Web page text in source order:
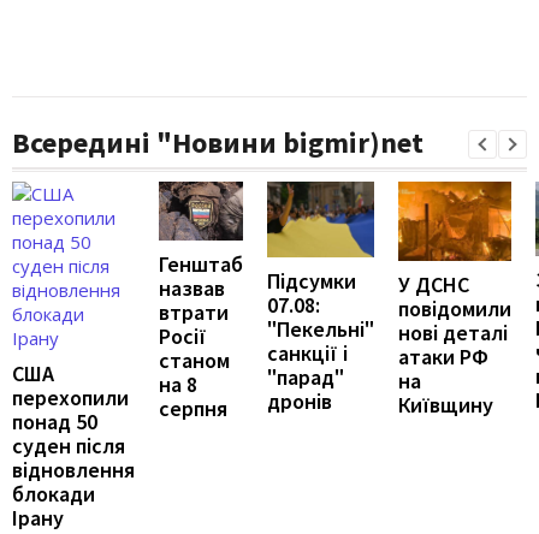
Всередині "Новини bigmir)net
США
перехопили
понад 50
суден після
відновлення
блокади
Ірану
Генштаб
назвав
втрати
Росії
станом
на 8
серпня
Підсумки
07.08:
"Пекельні"
санкції і
"парад"
дронів
У ДСНС
повідомили
нові деталі
атаки РФ
на
Київщину